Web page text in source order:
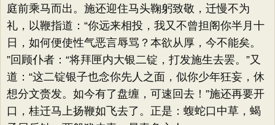
庭前乘马而出。施还迎住马头鞠躬致敬，迁慢不为
礼，以鞭指道：​“你远来相投，我又不曾担阁你半月十
日，如何便使性气恶言辱骂？本欲从厚，今不能矣。​
”回顾仆者：​“将拜匣内大银二锭，打发施生去罢。​”又
道：​“这二锭银子也念你先人之面，似你少年狂妄，休
想分文赍发。如今有了盘缠，可速回去！”施还再要开
口，桂迁马上扬鞭如飞去了。正是：蝮蛇口中草，蝎